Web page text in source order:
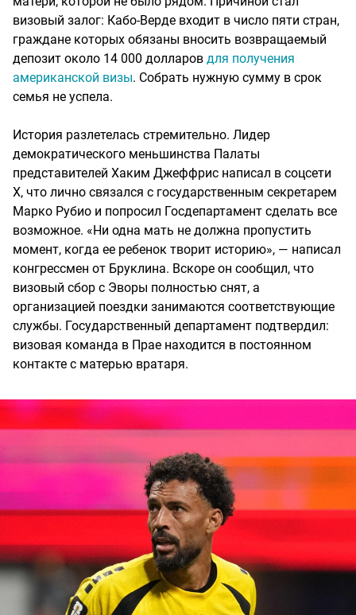
визовый залог: Кабо-Верде входит в число пяти стран,
граждане которых обязаны вносить возвращаемый
депозит около 14 000 долларов для получения
американской визы. Собрать нужную сумму в срок
семья не успела.
История разлетелась стремительно. Лидер
демократического меньшинства Палаты
представителей Хаким Джеффрис написал в соцсети
X, что лично связался с государственным секретарем
Марко Рубио и попросил Госдепартамент сделать все
возможное. «Ни одна мать не должна пропустить
момент, когда ее ребенок творит историю», — написал
конгрессмен от Бруклина. Вскоре он сообщил, что
визовый сбор с Эворы полностью снят, а
организацией поездки занимаются соответствующие
службы. Государственный департамент подтвердил:
визовая команда в Прае находится в постоянном
контакте с матерью вратаря.